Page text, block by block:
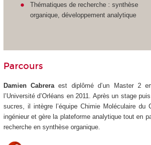
Thématiques de recherche : synthèse
organique, développement analytique
Parcours
Damien Cabreraest diplômé d’un Master 2
l’Université d’Orléans en 2011. Après un stage
sucres, il intègre l’équipe Chimie Moléculaire du
ingénieur et gère la plateforme analytique tout en
recherche en synthèse organique.